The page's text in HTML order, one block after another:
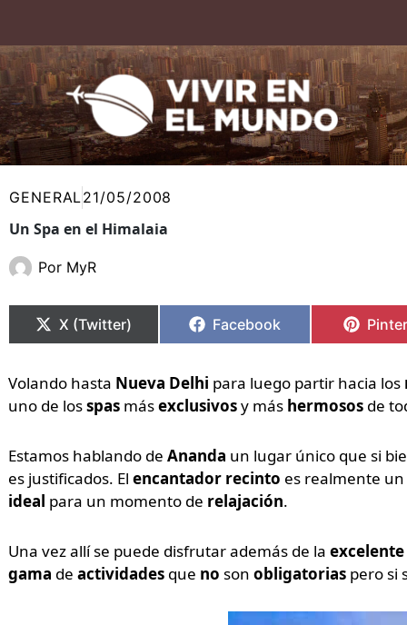
contenido
GENERAL21/05/2008
Un Spa en el Himalaia
Por MyR
en
X (Twitter)
en
Facebook
en
Volando hasta Nueva Delhi para luego partir hacia los
uno de losspas másexclusivosy más hermosos de
Estamos hablando de Ananda un lugar único que si
es justificados. El encantador recinto es realmente un
ideal para un momento de relajación.
Una vez allí se puede disfrutar además de la
gama de actividades que no son obligatorias pero si
en
en
en